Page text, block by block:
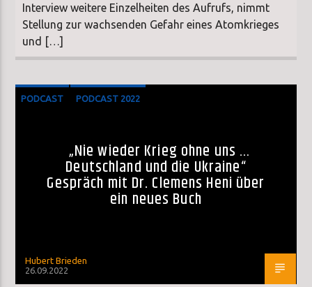
Interview weitere Einzelheiten des Aufrufs, nimmt
Stellung zur wachsenden Gefahr eines Atomkrieges
und […]
PODCAST PODCAST 2022
„Nie wieder Krieg ohne uns …
Deutschland und die Ukraine“
Gespräch mit Dr. Clemens Heni über
ein neues Buch
Hubert Brieden
26.09.2022